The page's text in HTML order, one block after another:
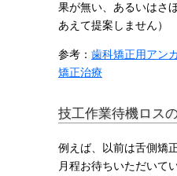
果が無い、あるいはさ
あえて提案しません）
参考： 歯科矯正用アン
矯正治療
技工作業待機ロス
例えば、以前は舌側矯
月程お待ちいただいて